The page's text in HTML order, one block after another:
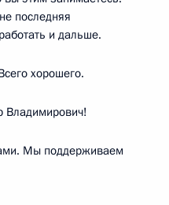
последняя
и дальше.
хорошего.
Мы поддерживаем